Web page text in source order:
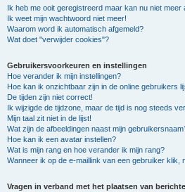
Ik heb me ooit geregistreerd maar kan nu niet meer
Ik weet mijn wachtwoord niet meer!
Waarom word ik automatisch afgemeld?
Wat doet "verwijder cookies"?
Gebruikersvoorkeuren en instellingen
Hoe verander ik mijn instellingen?
Hoe kan ik onzichtbaar zijn in de online gebruikers
De tijden zijn niet correct!
Ik wijzigde de tijdzone, maar de tijd is nog steeds
Mijn taal zit niet in de lijst!
Wat zijn de afbeeldingen naast mijn
Hoe kan ik een avatar instellen?
Wat is mijn rang en hoe verander ik mijn rang?
Wanneer ik op de e-maillink van een gebruiker klik,
Vragen in verband met het plaatsen van